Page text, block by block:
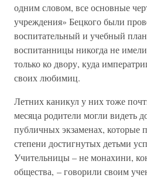
одним словом, все основные
учреждения» Бецкого были
воспитательный и учебный
воспитанницы никогда не
только ко двору, куда
своих любимиц.
Летних каникул у них тоже
месяца родители могли видеть
публичных экзаменах, которые
степени достигнутых детьми
Учительницы – не монахини,
общества, – говорили своим